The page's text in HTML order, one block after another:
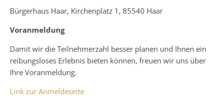
Bürgerhaus Haar, Kirchenplatz 1, 85540 Haar
Voranmeldung
Damit wir die Teilnehmerzahl besser planen und Ihnen ein
reibungsloses Erlebnis bieten können, freuen wir uns über
Ihre Voranmeldung.
Link zur Anmeldeseite